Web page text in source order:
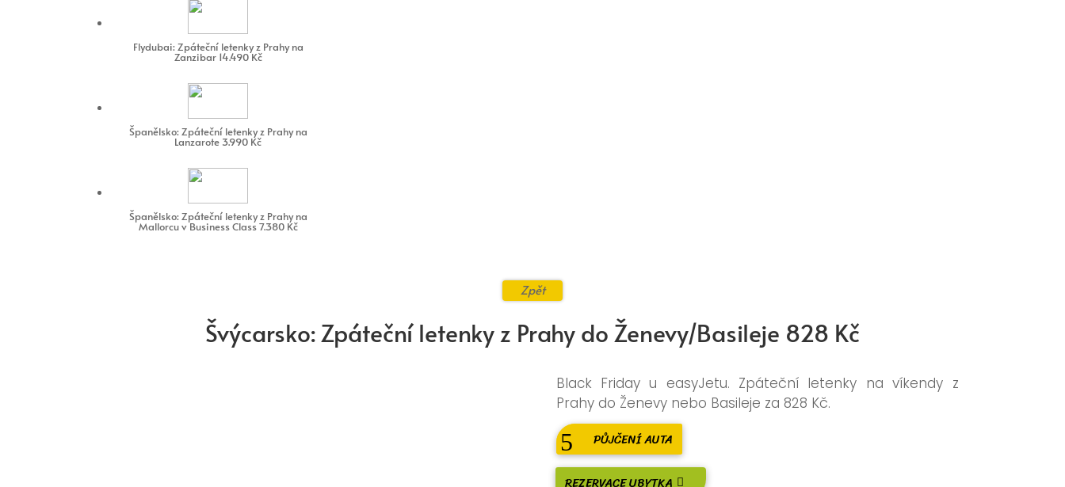
Flydubai: Zpáteční letenky z Prahy na
Zanzibar 14.490 Kč
Španělsko: Zpáteční letenky z Prahy na
Lanzarote 3.990 Kč
Španělsko: Zpáteční letenky z Prahy na
Mallorcu v Business Class 7.380 Kč
Zpět
Švýcarsko: Zpáteční letenky z Prahy do Ženevy/Basileje 828 Kč
Black Friday u easyJetu. Zpáteční letenky na víkendy z
Prahy do Ženevy nebo Basileje za 828 Kč.
PŮJČENÍ AUTA
REZERVACE UBYTKA